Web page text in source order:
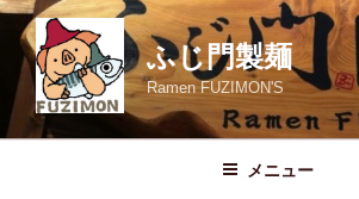
コ
ン
ツ
ふじ門製麺
Ramen FUZIMON'S
メニュー